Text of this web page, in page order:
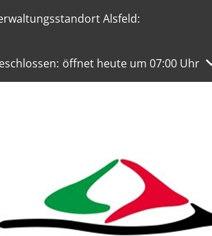
Alsfeld:
um weitere Öffnungs- oder
öffnet heute um 07:00 Uhr